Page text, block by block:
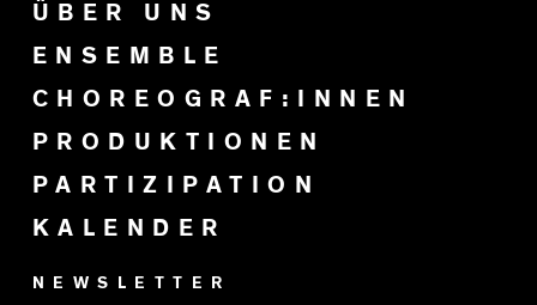
ÜBER UNS
ENSEMBLE
CHOREOGRAF:INNEN
PRODUKTIONEN
PARTIZIPATION
KALENDER
NEWSLETTER